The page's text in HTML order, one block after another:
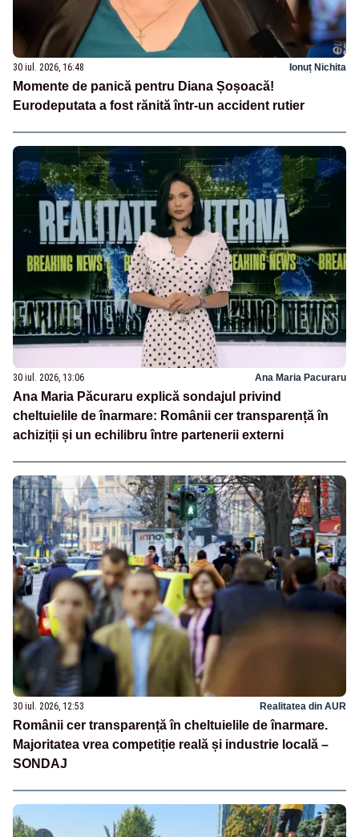
30 iul. 2026, 16:48 Ionuț Nichita
Momente de panică pentru Diana Șoșoacă!
Eurodeputata a fost rănită într-un accident rutier
30 iul. 2026, 13:06 Ana Maria Pacuraru
Ana Maria Păcuraru explică sondajul privind
cheltuielile de înarmare: Românii cer transparență în
achiziții și un echilibru între partenerii externi
30 iul. 2026, 12:53 Realitatea din AUR
Românii cer transparență în cheltuielile de înarmare.
Majoritatea vrea competiție reală și industrie locală –
SONDAJ